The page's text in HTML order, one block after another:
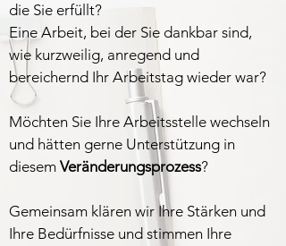
die Sie erfüllt?
Eine Arbeit, bei der Sie dankbar sind,
wie kurzweilig, anregend und
bereichernd Ihr Arbeitstag wieder war?
Möchten Sie Ihre Arbeitsstelle wechseln
und hätten gerne Unterstützung in
diesem Veränderungsprozess?
Gemeinsam klären wir Ihre Stärken und
Ihre Bedürfnisse und stimmen Ihre